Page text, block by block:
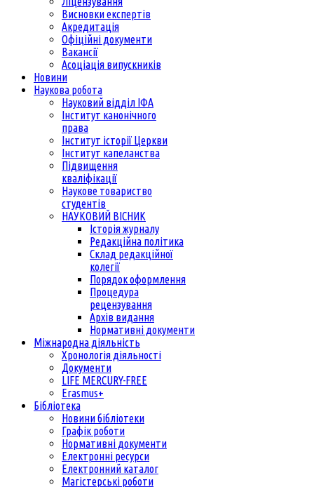
Висновки експертів
Акредитація
Офіційні документи
Вакансії
Асоціація випускників
Новини
Наукова робота
Науковий відділ ІФА
Інститут канонічного
права
Інститут історії Церкви
Інститут капеланства
Підвищення
кваліфікації
Наукове товариство
студентів
НАУКОВИЙ ВІСНИК
Історія журналу
Редакційна політика
Склад редакційної
колегії
Порядок оформлення
Процедура
рецензування
Архів видання
Нормативні документи
Міжнародна діяльність
Хронологія діяльності
Документи
LIFE MERCURY-FREE
Erasmus+
Бібліотека
Новини бібліотеки
Графік роботи
Нормативні документи
Електронні ресурси
Електронний каталог
Магістерські роботи